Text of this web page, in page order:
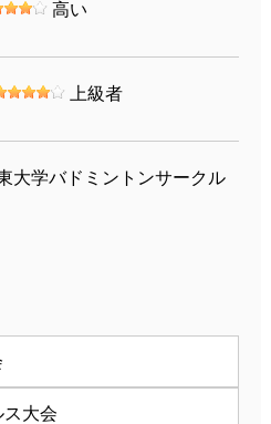
高い
上級者
大学バドミントンサークル
大会